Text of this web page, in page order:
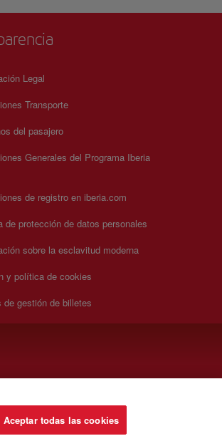
Legal
Transporte
del pasajero
Generales del Programa Iberia
de registro en iberia.com
de protección de datos personales
sobre la esclavitud moderna
y política de cookies
de gestión de billetes
Aceptar todas las cookies